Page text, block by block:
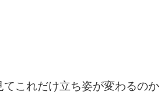
てこれだけ立ち姿が変わるの